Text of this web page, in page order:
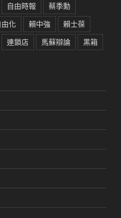
自由時報
蔡季勳
化 賴中強
賴士葆
連鎖店 馬蘇辯論 黑箱